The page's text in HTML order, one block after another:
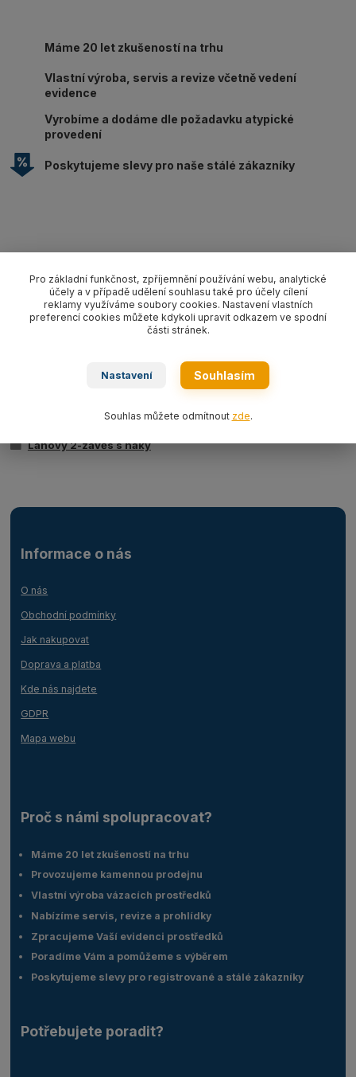
Máme 20 let zkušeností na trhu
Vlastní výroba, servis a revize včetně vedení
evidence
Vyrobíme a dodáme dle požadavku atypické
provedení
Poskytujeme slevy pro naše stálé zákazníky
Kompletní specifikace
Lanový 2-závěs s háky s pojistkou pr. 16 mm/délka L dle
výběru, nosnost 3850/2700 kg (0-45°/45-60°). Provedení dle
Zboží zařazeno v kategoriích
Lanový 2-závěs s háky
Informace o nás
O nás
Obchodní podmínky
Jak nakupovat
Doprava a platba
Kde nás najdete
GDPR
Mapa webu
Proč s námi spolupracovat?
Máme 20 let zkušeností na trhu
Provozujeme kamennou prodejnu
Vlastní výroba vázacích prostředků
Nabízíme servis, revize a prohlídky
Zpracujeme Vaší evidenci prostředků
Poradíme Vám a pomůžeme s výběrem
Poskytujeme slevy pro registrované a stálé zákazníky
Potřebujete poradit?
Pro základní funkčnost, zpříjemnění používání webu, analytické
účely a v případě udělení souhlasu také pro účely cílení
reklamy využíváme soubory cookies. Nastavení vlastních
preferencí cookies můžete kdykoli upravit odkazem ve spodní
části stránek.
Nastavení Souhlasím
Souhlas můžete odmítnout zde.